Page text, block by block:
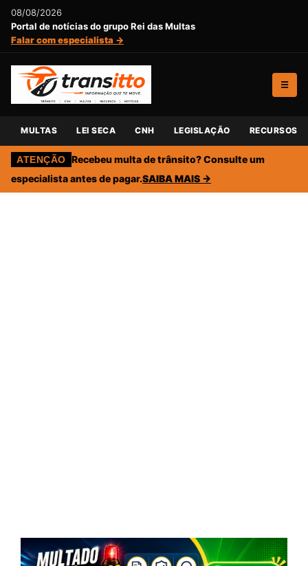
08/08/2026
Portal de notícias do grupo Rei das Multas
Falar com especialista →
☰
MULTAS LEI SECA CNH LEGISLAÇÃO RECURSOS
ATENÇÃO Recebeu multa de trânsito? Consulte um
especialista antes de pagar.SAIBA MAIS →